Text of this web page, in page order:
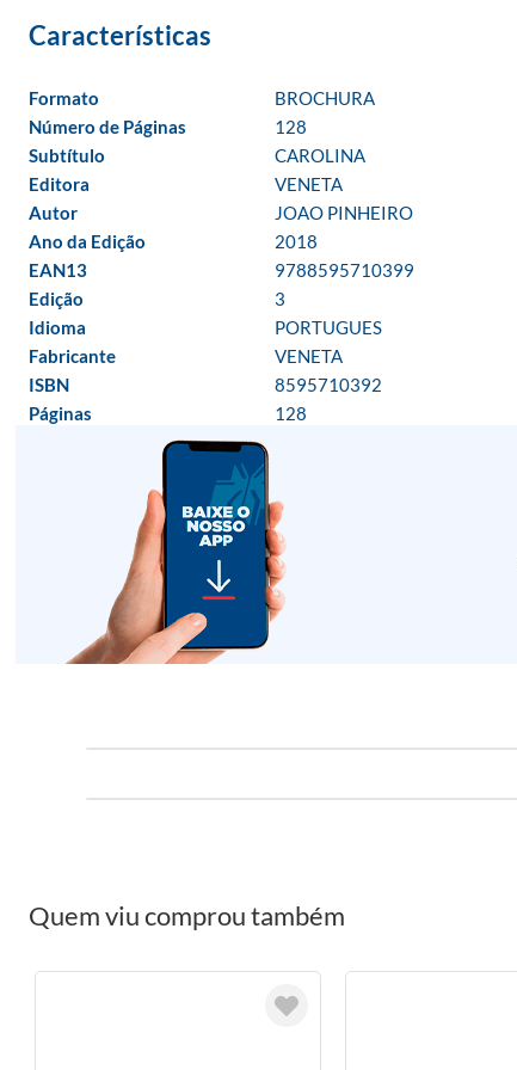
Formato
BROCHURA
Número de Páginas
128
Subtítulo
CAROLINA
Editora
VENETA
Autor
JOAO PINHEIRO
Ano da Edição
2018
EAN13
9788595710399
Edição
3
Idioma
PORTUGUES
Fabricante
VENETA
ISBN
8595710392
Páginas
128
Quem viu comprou também